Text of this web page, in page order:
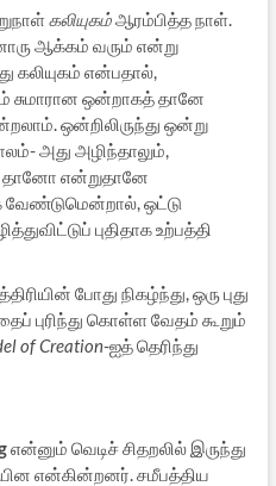
கலியுகம்ஆரம்பித்த நாள்.
ஆக்கம் வரும் என்று
கலியுகம் என்பதால்,
சுமாரான ஒன்றாகத் தானே
ஒன்றிலிருந்து ஒன்று
அது அழிந்தாலும்,
தானோ என்றுதானே
வேண்டுமென்றால், ஒட்டு
புதிதாக உற்பத்தி
போது நிகழ்ந்து, ஒரு புது
புரிந்து கொள்ள வேதம் கூறும்
of Creation-ஐத் தெரிந்து
என்னும் வெடிச் சிதறலில் இருந்து
என்கின்றனர். சமீபத்திய